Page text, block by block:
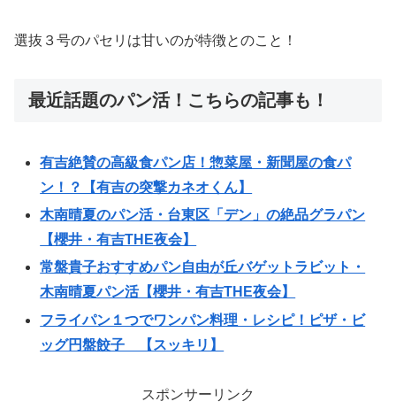
選抜３号のパセリは甘いのが特徴とのこと！
最近話題のパン活！こちらの記事も！
有吉絶賛の高級食パン店！惣菜屋・新聞屋の食パ
ン！？【有吉の突撃カネオくん】
木南晴夏のパン活・台東区「デン」の絶品グラパン
【櫻井・有吉THE夜会】
常盤貴子おすすめパン自由が丘バゲットラビット・
木南晴夏パン活【櫻井・有吉THE夜会】
フライパン１つでワンパン料理・レシピ！ピザ・ビ
ッグ円盤餃子 【スッキリ】
スポンサーリンク